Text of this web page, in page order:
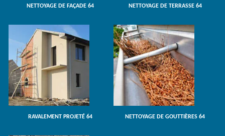
NETTOYAGE DE FAÇADE 64 NETTOYAGE DE TERRASSE 64
RAVALEMENT PROJETÉ 64 NETTOYAGE DE GOUTTIÈRES 64